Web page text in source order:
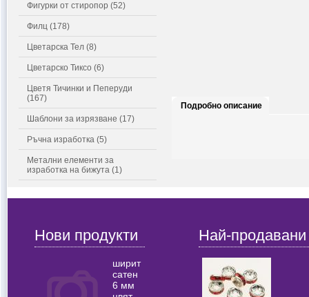
Фигурки от стиропор (52)
Филц (178)
Цветарска Тел (8)
Цветарско Тиксо (6)
Цветя Тичинки и Пеперуди
(167)
Шаблони за изрязване (17)
Ръчна изработка (5)
Метални елементи за
изработка на бижута (1)
Подробно описание
Нови продукти
ширит
сатен
6 мм
Най-продавани